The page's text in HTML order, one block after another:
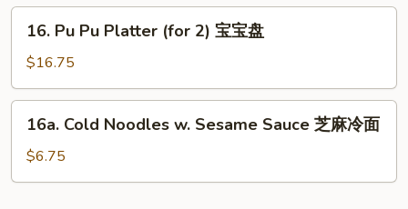
Spare
Ribs
排
Pu
Platter
(for
16. Pu Pu Platter (for 2) 宝宝盘
$16.75
Cold
Noodles
w.
16a. Cold Noodles w. Sesame Sauce 芝麻冷面
$6.75